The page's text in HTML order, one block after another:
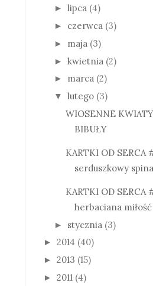
► lipca (4)
► czerwca (3)
► maja (3)
► kwietnia (2)
► marca (2)
▼ lutego (3)
WIOSENNE
BIBUŁY
KARTKI OD SERCA
serduszkowy
KARTKI OD SERCA
herbaciana miłość
► stycznia (3)
► 2014 (40)
► 2013 (15)
► 2011 (4)